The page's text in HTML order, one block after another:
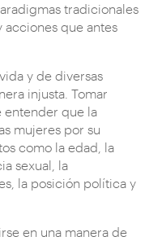
tradicionales
acciones que antes
y de diversas
injusta. Tomar
entender que la
mujeres por su
como la edad, la
sexual, la
la posición política y
en una manera de